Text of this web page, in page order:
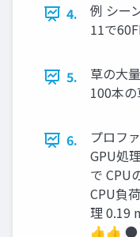
4.
例 シー
11で
5.
草の大
100本
6.
プロフ
GPU処
で CPU
CPU負
理 0.19
👍👍 ●